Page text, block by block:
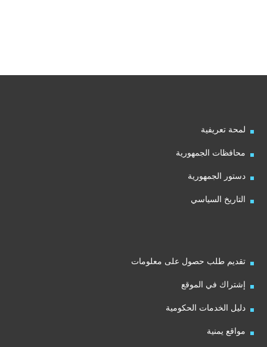
لمحة تعريفية
محافظات الجمهورية
دستور الجمهورية
التاريخ السياسي
تقديم طلب حصول على معلومات
إشتراك في الموقع
دليل الخدمات الحكومية
مواقع يمنية